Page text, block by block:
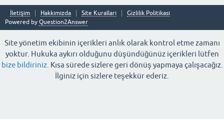
İletişim Hakkımızda Site Kuralları
Gizlilik Politikası
Powered by Question2Answer
Site yönetim ekibinin içerikleri anlık olarak kontrol etme zamanı
yoktur. Hukuka aykırı olduğunu düşündüğünüz içerikleri lütfen
bize bildiriniz. Kısa sürede sizlere geri dönüş yapmaya çalışacağız.
İlginiz için sizlere teşekkür ederiz.